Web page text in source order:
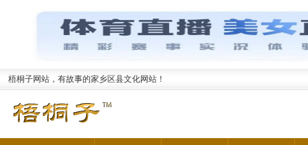
梧桐子网站，有故事的家乡区县文化网站！